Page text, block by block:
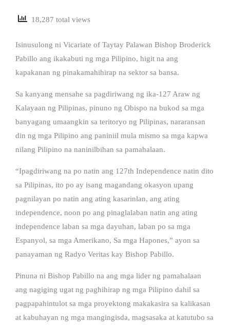
18,287 total views
Isinusulong ni Vicariate of Taytay Palawan Bishop Broderick
Pabillo ang ikakabuti ng mga Pilipino, higit na ang
kapakanan ng pinakamahihirap na sektor sa bansa.
Sa kanyang mensahe sa pagdiriwang ng ika-127 Araw ng
Kalayaan ng Pilipinas, pinuno ng Obispo na bukod sa mga
banyagang umaangkin sa teritoryo ng Pilipinas, nararansan
din ng mga Pilipino ang paniniil mula mismo sa mga kapwa
nilang Pilipino na naninilbihan sa pamahalaan.
“Ipagdiriwang na po natin ang 127th Independence natin dito
sa Pilipinas, ito po ay isang magandang okasyon upang
pagnilayan po natin ang ating kasarinlan, ang ating
independence, noon po ang pinaglalaban natin ang ating
independence laban sa mga dayuhan, laban po sa mga
Espanyol, sa mga Amerikano, Sa mga Hapones,” ayon sa
panayaman ng Radyo Veritas kay Bishop Pabillo.
Pinuna ni Bishop Pabillo na ang mga lider ng pamahalaan
ang nagiging ugat ng paghihirap ng mga Pilipino dahil sa
pagpapahintulot sa mga proyektong makakasira sa kalikasan
at kabuhayan ng mga mangingisda, magsasaka at katutubo sa